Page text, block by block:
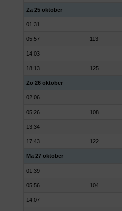
Za 25 oktober
01:31
05:57 113
14:03
18:13 125
Zo 26 oktober
02:06
05:26 108
13:34
17:43 122
Ma 27 oktober
01:39
05:56 104
14:07